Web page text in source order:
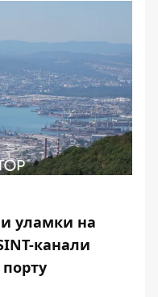
уламки на
канали